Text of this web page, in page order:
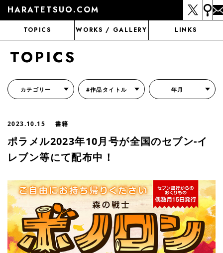
HARATETSUO.COM
TOPICS WORKS / GALLERY LINKS
TOPICS
カテゴリー #作品タイトル 年月
2023.10.15 書籍
ポラメル2023年10月号が全国のセブン-イ
レブン等にて配布中！